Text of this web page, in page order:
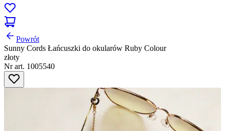
Powrót
Sunny Cords Łańcuszki do okularów Ruby Colour
złoty
Nr art. 1005540